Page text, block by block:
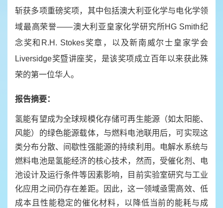
斩获多项重磅奖项，其中包括澳大利亚化学与电化学领
域最高荣誉——澳大利亚皇家化学研究所HG Smith纪
念奖和R.H. Stokes奖章，以及新南威尔士皇家学会
Liversidge奖暨讲座奖，是该奖项成立百年以来获此殊
荣的第一位华人。
报告摘要：
氢能有望成为全球规模化存储可再生能源（如太阳能、
风能）的绿色能源载体，与燃料电池联用后，可实现这
类分布分散、间歇性强能源的持续利用。电解水系统与
燃料电池是氢能经济的核心技术，然而，受催化剂、电
池设计及运行条件等因素影响，目前实验室研究与工业
化应用之间仍存在差距。因此，这一领域亟需高效、低
成本且性能稳定的催化材料，以降低当前的能耗与成